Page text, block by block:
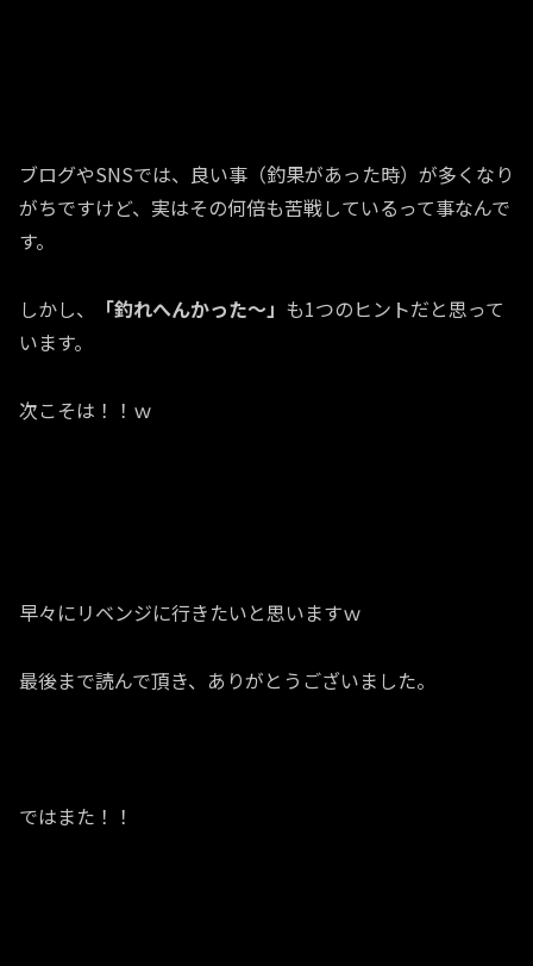
ブログやSNSでは、良い事（釣果があった時）が多くなり
がちですけど、実はその何倍も苦戦しているって事なんで
す。
しかし、 「釣れへんかった～」 も1つのヒントだと思って
います。
次こそは！！ｗ
早々にリベンジに行きたいと思いますｗ
最後まで読んで頂き、ありがとうございました。
ではまた！！